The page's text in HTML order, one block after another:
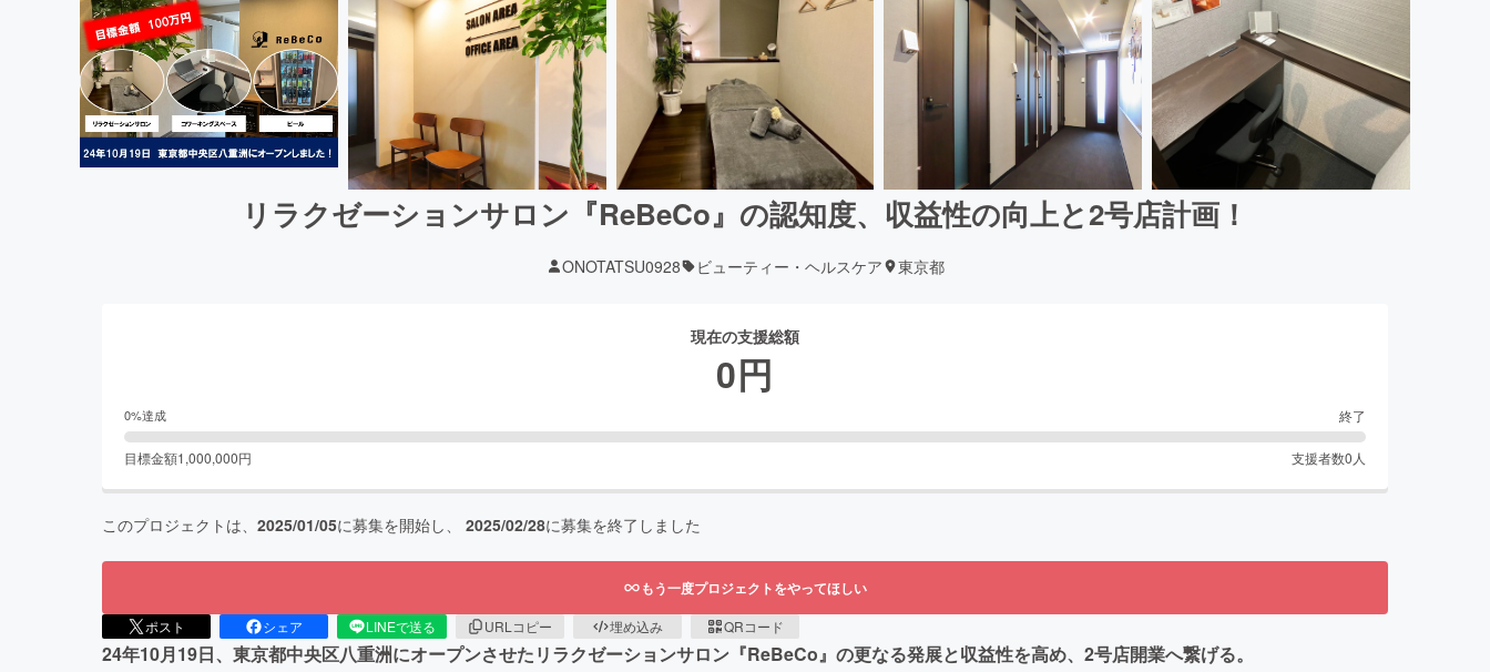
リラクゼーションサロン『ReBeCo』の認知度、収益性の向上と2号店計画！
ONOTATSU0928 ビューティー・ヘルスケア 東京都
現在の支援総額
0円
0%達成 終了
目標金額1,000,000円 支援者数0 人
このプロジェクトは、 2025/01/05に募集を開始し、 2025/02/28に募集を終了しました
もう一度プロジェクトをやってほしい
ポスト シェア LINEで送る URLコピー 埋め込み QRコード
24年10月19日、東京都中央区八重洲にオープンさせたリラクゼーションサロン『ReBeCo』の更なる発展と収益性を高め、2号店開業へ繋げる。